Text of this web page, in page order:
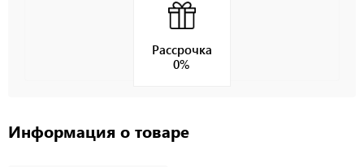
Рассрочка
0%
Информация о товаре